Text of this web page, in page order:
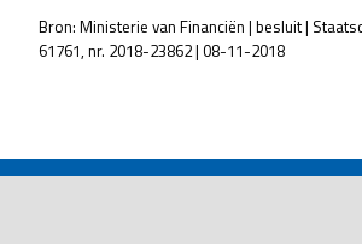
Bron: Ministerie van Financiën | besluit |
61761, nr. 2018-23862 | 08-11-2018
NAVIGATION